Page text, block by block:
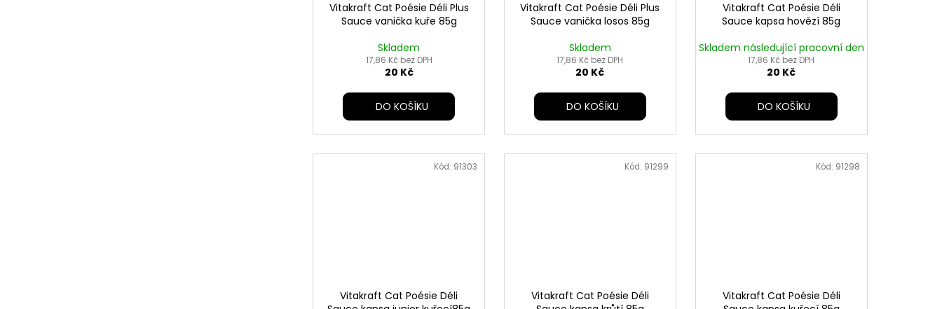
Vitakraft Cat Poésie Déli Plus
Sauce vanička kuře 85g
Skladem
17,86 Kč bez DPH
20 Kč
DO KOŠÍKU
Vitakraft Cat Poésie Déli Plus
Sauce vanička losos 85g
Skladem
17,86 Kč bez DPH
20 Kč
DO KOŠÍKU
Vitakraft Cat Poésie Déli
Sauce kapsa hovězí 85g
Skladem následující pracovní den
17,86 Kč bez DPH
20 Kč
DO KOŠÍKU
Vitakraft Cat Poésie Déli
Kód: 91303
Vitakraft Cat Poésie Déli
Kód: 91299
Vitakraft Cat Poésie Déli
Kód: 91298